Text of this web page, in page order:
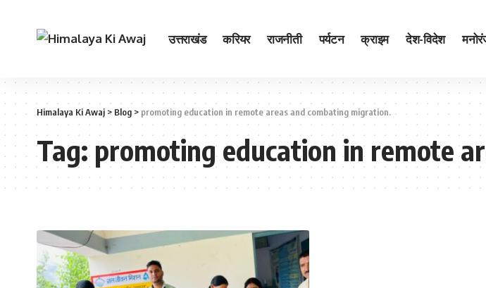
उत्तराखंड करियर राजनीती पर्यटन क्राइम देश-विदेश
Himalaya Ki Awaj > Blog> promoting education in remote areas and combating migration.
Tag:promoting education in remote